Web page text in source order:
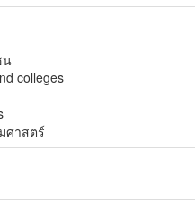
น
colleges
ศาสตร์